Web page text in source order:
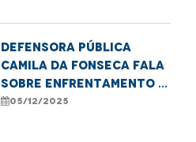
Defensora Pública
Camila da Fonseca fala
sobre enfrentamento à
pornografia infantil
05/12/2025